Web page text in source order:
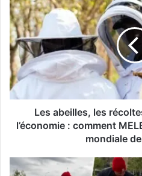
Les abeilles, les
l’économie : comment
mondiale